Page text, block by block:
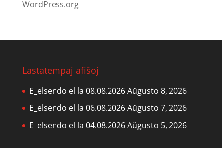
WordPress.org
Lastatempaj afiŝoj
E_elsendo el la 08.08.2026Aŭgusto 8, 2026
E_elsendo el la 06.08.2026Aŭgusto 7, 2026
E_elsendo el la 04.08.2026Aŭgusto 5, 2026